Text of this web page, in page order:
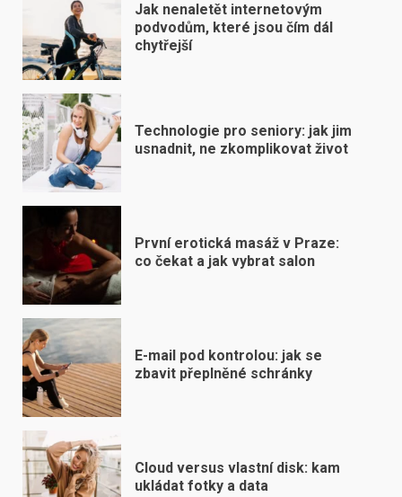
Jak nenaletět internetovým
podvodům, které jsou čím dál
chytřejší
Technologie pro seniory: jak jim
usnadnit, ne zkomplikovat život
První erotická masáž v Praze:
co čekat a jak vybrat salon
E-mail pod kontrolou: jak se
zbavit přeplněné schránky
Cloud versus vlastní disk: kam
ukládat fotky a data